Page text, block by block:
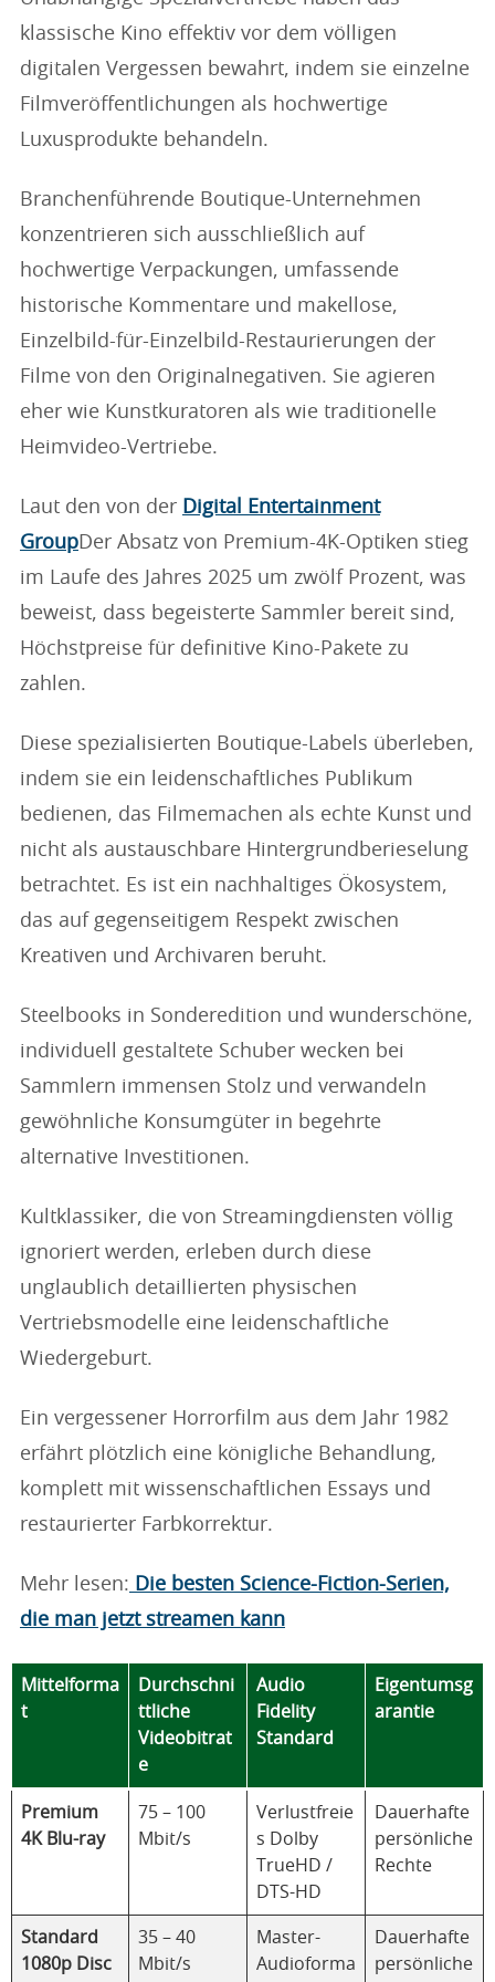
klassische Kino effektiv vor dem völligen
digitalen Vergessen bewahrt, indem sie einzelne
Filmveröffentlichungen als hochwertige
Luxusprodukte behandeln.
Branchenführende Boutique-Unternehmen
konzentrieren sich ausschließlich auf
hochwertige Verpackungen, umfassende
historische Kommentare und makellose,
Einzelbild-für-Einzelbild-Restaurierungen der
Filme von den Originalnegativen. Sie agieren
eher wie Kunstkuratoren als wie traditionelle
Heimvideo-Vertriebe.
Laut den von der Digital Entertainment
GroupDer Absatz von Premium-4K-Optiken stieg
im Laufe des Jahres 2025 um zwölf Prozent, was
beweist, dass begeisterte Sammler bereit sind,
Höchstpreise für definitive Kino-Pakete zu
zahlen.
Diese spezialisierten Boutique-Labels überleben,
indem sie ein leidenschaftliches Publikum
bedienen, das Filmemachen als echte Kunst und
nicht als austauschbare Hintergrundberieselung
betrachtet. Es ist ein nachhaltiges Ökosystem,
das auf gegenseitigem Respekt zwischen
Kreativen und Archivaren beruht.
Steelbooks in Sonderedition und wunderschöne,
individuell gestaltete Schuber wecken bei
Sammlern immensen Stolz und verwandeln
gewöhnliche Konsumgüter in begehrte
alternative Investitionen.
Kultklassiker, die von Streamingdiensten völlig
ignoriert werden, erleben durch diese
unglaublich detaillierten physischen
Vertriebsmodelle eine leidenschaftliche
Wiedergeburt.
Ein vergessener Horrorfilm aus dem Jahr 1982
erfährt plötzlich eine königliche Behandlung,
komplett mit wissenschaftlichen Essays und
restaurierter Farbkorrektur.
Mehr lesen: Die besten Science-Fiction-Serien,
die man jetzt streamen kann
Mittelforma
t
Durchschni
ttliche
Videobitrat
e
Audio
Fidelity
Standard
Eigentumsg
arantie
Premium
4K Blu-ray
75 – 100
Mbit/s
Verlustfreie
s Dolby
TrueHD /
DTS-HD
Dauerhafte
persönliche
Rechte
Standard
1080p Disc
35 – 40
Mbit/s
Master-
Audioforma
Dauerhafte
persönliche